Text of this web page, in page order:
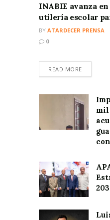
INABIE avanza
utilería escolar
BY ATARDECER PRENSA
0
READ MORE
mil